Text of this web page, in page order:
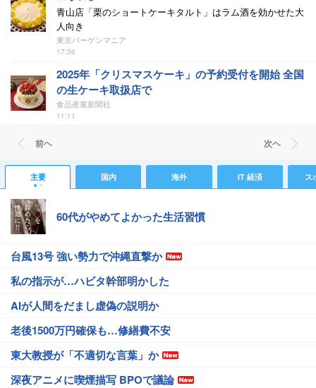
青山店「栗のショートケーキタルト」はラム酒を効かせた大
人向き
東京バーゲンマニア
17:36
2025年「クリスマスケーキ」の予約受付を開始 全国
の生ケーキ取扱店で
食品産業新聞社
11:11
前ヘ 次ヘ
主要 国内 海外 IT 経済 ス
60代がやめてよかった生活習慣
台風13号 強い勢力で沖縄直撃か
私の指示が…ハビタ幹部明かした
AIが人間をだまし虚偽の説明か
老後1500万円確保も…修繕費不安
東大教授が「不適切な言葉」か
深夜アニメに喫煙描写 BPOで議論